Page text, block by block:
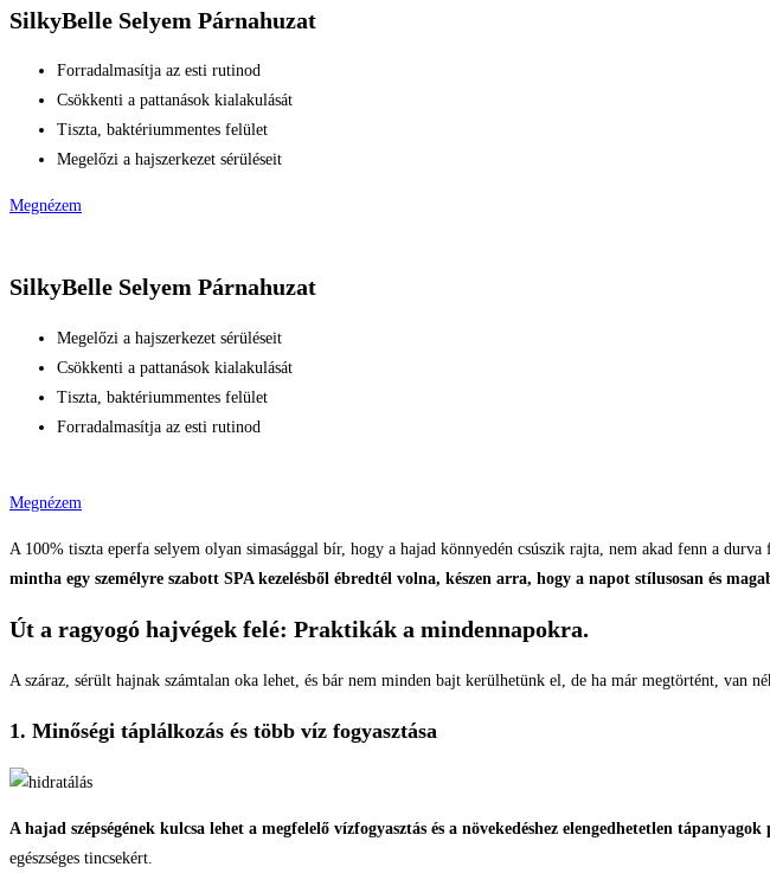
SilkyBelle Selyem Párnahuzat
Forradalmasítja az esti rutinod
Csökkenti a pattanások kialakulását
Tiszta, baktériummentes felület
Megelőzi a hajszerkezet sérüléseit
Megnézem
SilkyBelle Selyem Párnahuzat
Megelőzi a hajszerkezet sérüléseit
Csökkenti a pattanások kialakulását
Tiszta, baktériummentes felület
Forradalmasítja az esti rutinod
Megnézem
A 100% tiszta eperfa selyem olyan simasággal bír, hogy a hajad könnyedén csúszik rajta, nem akad fenn a durva
mintha egy személyre szabott SPA kezelésből ébredtél volna, készen arra, hogy a napot stílusosan és
Út a ragyogó hajvégek felé: Praktikák a mindennapokra.
A száraz, sérült hajnak számtalan oka lehet, és bár nem minden bajt kerülhetünk el, de ha már megtörtént, van
1. Minőségi táplálkozás és több víz fogyasztása
A hajad szépségének kulcsa lehet a megfelelő vízfogyasztás és a növekedéshez elengedhetetlen tápanyagok
egészséges tincsekért.